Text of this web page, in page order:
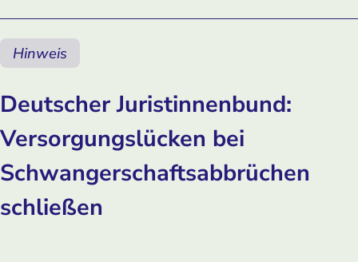
Hinweis
Deutscher Juristinnenbund:
Versorgungslücken bei
Schwangerschaftsabbrüchen
schließen